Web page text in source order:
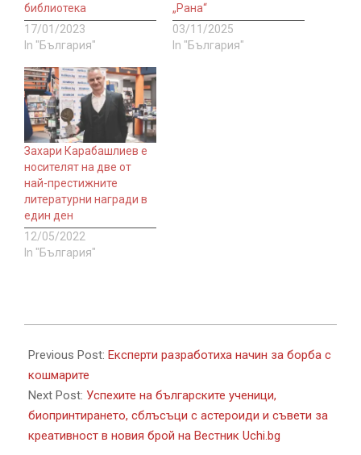
библиотека
17/01/2023
In "България"
„Рана“
03/11/2025
In "България"
Захари Карабашлиев е
носителят на две от
най-престижните
литературни награди в
един ден
12/05/2022
In "България"
11-
02
Previous Post: Експерти разработиха начин за борба с
кошмарите
Next Post: Успехите на българските ученици,
биопринтирането, сблъсъци с астероиди и съвети за
креативност в новия брой на Вестник Uchi.bg